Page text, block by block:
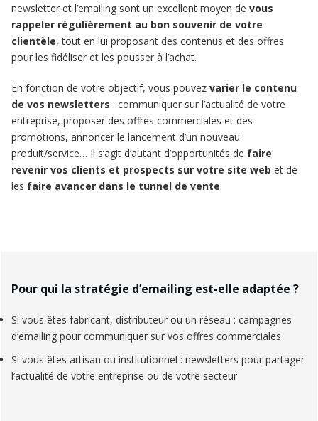
newsletter et l’emailing sont un excellent moyen de vous
rappeler régulièrement au bon souvenir de votre
clientèle, tout en lui proposant des contenus et des offres
pour les fidéliser et les pousser à l’achat.
En fonction de votre objectif, vous pouvez varier le contenu
de vos newsletters : communiquer sur l’actualité de votre
entreprise, proposer des offres commerciales et des
promotions, annoncer le lancement d’un nouveau
produit/service… Il s’agit d’autant d’opportunités de faire
revenir vos clients et prospects sur votre site web et de
les faire avancer dans le tunnel de vente.
Pour qui la stratégie d’emailing est-elle adaptée ?
Si vous êtes fabricant, distributeur ou un réseau : campagnes
d’emailing pour communiquer sur vos offres commerciales
Si vous êtes artisan ou institutionnel : newsletters pour partager
l’actualité de votre entreprise ou de votre secteur